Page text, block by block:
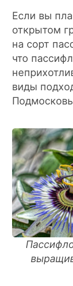
Если вы
открытом
на сорт
что
виды